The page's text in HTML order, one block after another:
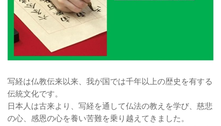
登録／ログイン
お問い合わせ
写経は仏教伝来以来、我が国では千年以上の歴史を有する
伝統文化です。
日本人は古来より、写経を通して仏法の教えを学び、慈悲
の心、感恩の心を養い苦難を乗り越えてきました。